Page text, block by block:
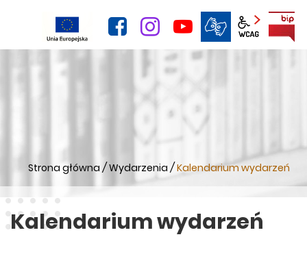
facebookinstagram
YouTube
Panel
Strona główna / Wydarzenia / Kalendarium wydarzeń
Kalendarium wydarzeń